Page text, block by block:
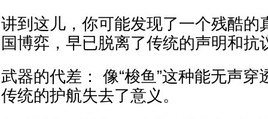
讲到这儿，你可能发现了一个残酷的
国博弈，早已脱离了传统的声明和抗
武器的代差： 像“梭鱼”这种能无声穿
传统的护航失去了意义。